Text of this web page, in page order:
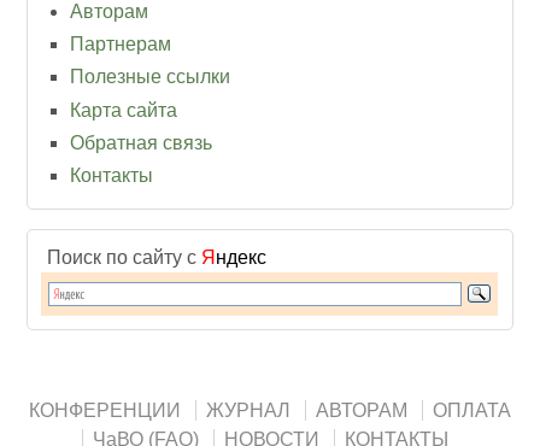
Авторам
Партнерам
Полезные ссылки
Карта сайта
Обратная связь
Контакты
Поиск по сайту с Я ндекс
КОНФЕРЕНЦИИ ЖУРНАЛ АВТОРАМ
ОПЛАТА
ЧаВО (FAQ)
НОВОСТИ КОНТАКТЫ